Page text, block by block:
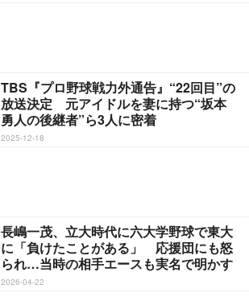
TBS『プロ野球戦力外通告』“22回目”の
放送決定 元アイドルを妻に持つ“坂本
勇人の後継者”ら3人に密着
2025-12-18
長嶋一茂、立大時代に六大学野球で東大
に「負けたことがある」 応援団にも怒
られ…当時の相手エースも実名で明かす
2026-04-22